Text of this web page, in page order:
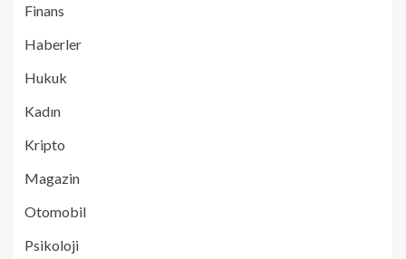
Finans
Haberler
Hukuk
Kadın
Kripto
Magazin
Otomobil
Psikoloji